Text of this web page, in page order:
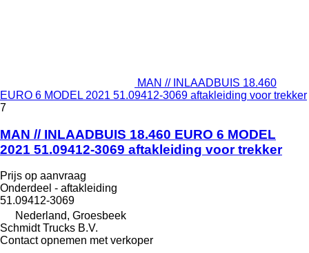
MAN // INLAADBUIS 18.460
EURO 6 MODEL 2021 51.09412-3069 aftakleiding voor trekker
7
MAN // INLAADBUIS 18.460 EURO 6 MODEL
2021 51.09412-3069 aftakleiding voor trekker
Prijs op aanvraag
Onderdeel - aftakleiding
51.09412-3069
Nederland, Groesbeek
Schmidt Trucks B.V.
Contact opnemen met verkoper